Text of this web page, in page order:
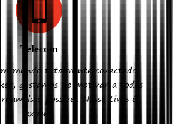
Telecom
mundo totalmente conectado
gostamos de motivar a todos
isso possível. Nosso time é
expert